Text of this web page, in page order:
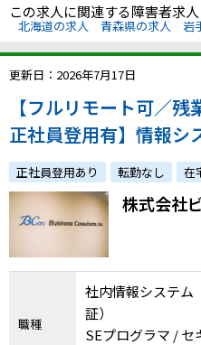
この求人に関連する障害者求
北海道の求人 青森県の求人 岩
更新日：2026年7月17日
【フルリモート可／
正社員登用有】情報
の調査・検証）／体調
立をしながら経験を活
正社員登用あり 転勤なし 在
株式会社
職種
社内情報システ
証）
SEプログラマ / セ